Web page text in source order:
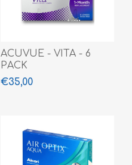
ACUVUE - VITA - 6
PACK
€35,00